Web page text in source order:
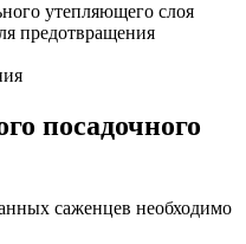
утепляющего слоя
предотвращения
посадочного
саженцев необходимо